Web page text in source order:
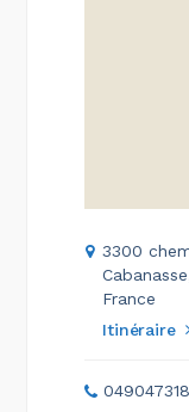
3300
France
Itinéraire